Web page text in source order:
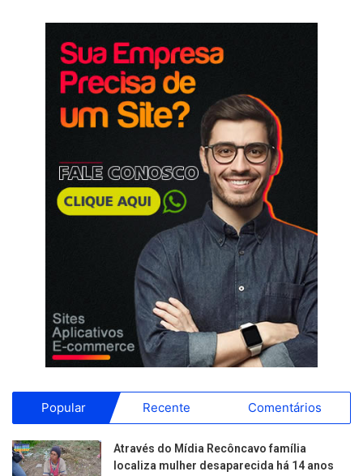
Popular Recente Comentários
Através do Mídia Recôncavo família
localiza mulher desaparecida há 14 anos